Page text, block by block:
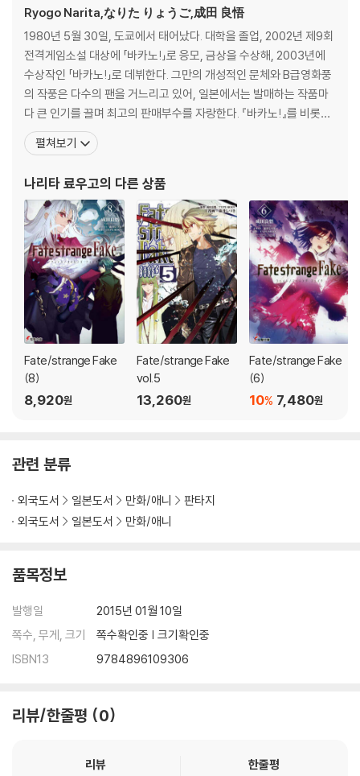
Ryogo Narita,なりた りょうご,成田 良悟
1980년 5월 30일, 도쿄에서 태어났다. 대학을 졸업, 2002년 제9회
전격게임소설 대상에 「바카노!」로 응모, 금상을 수상해, 2003년에
수상작인 「바카노!」로 데뷔한다. 그만의 개성적인 문체와 B급영화풍
의 작풍은 다수의 팬을 거느리고 있어, 일본에서는 발매하는 작품마
다 큰 인기를 끌며 최고의 판매부수를 자랑한다. 『바카노!』를 비롯하
여 『바우와우!』『가루구루!』『듀라라라!!』『뱀프! 』『세계의 중심, 하리
야마 씨』 등을 펴냈다. 그의 대부분의 작품은 다양한 시점, 다양한 공
기 전개가 인상적이다. 20일
펼쳐보기
나리타 료우고의 다른 상품
Fate/strange Fake
(8)
8,920원
Fate/strange Fake
vol.5
13,260원
Fate/strange Fake
(6)
7,480원
10%
관련 분류
외국도서 일본도서 만화/애니
판타지
외국도서
일본도서 만화/애니
품목정보
발행일
2015년 01월 10일
쪽수, 무게, 크기
쪽수확인중 | 크기확인중
ISBN13
9784896109306
리뷰/한줄평 0
리뷰
한줄평